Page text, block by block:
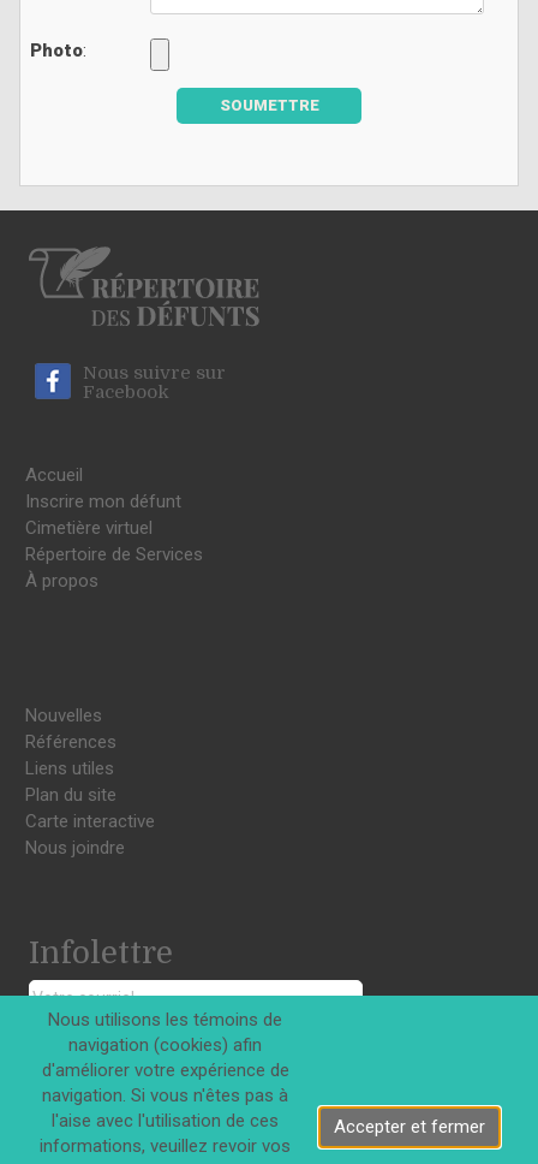
Photo:
SOUMETTRE
Nous suivre sur
Facebook
Accueil
Inscrire mon défunt
Cimetière virtuel
Répertoire de Services
À propos
Nouvelles
Références
Liens utiles
Plan du site
Carte interactive
Nous joindre
Infolettre
S'INSCRIRE
Nous utilisons les témoins de
navigation (cookies) afin
d'améliorer votre expérience de
navigation. Si vous n'êtes pas à
l'aise avec l'utilisation de ces
informations, veuillez revoir vos
Accepter et fermer